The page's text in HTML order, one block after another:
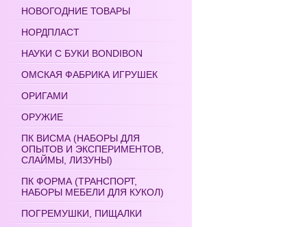
НОВОГОДНИЕ ТОВАРЫ
НОРДПЛАСТ
НАУКИ С БУКИ BONDIBON
ОМСКАЯ ФАБРИКА ИГРУШЕК
ОРИГАМИ
ОРУЖИЕ
ПК ВИСМА (НАБОРЫ ДЛЯ
ОПЫТОВ И ЭКСПЕРИМЕНТОВ,
СЛАЙМЫ, ЛИЗУНЫ)
ПК ФОРМА (ТРАНСПОРТ,
НАБОРЫ МЕБЕЛИ ДЛЯ КУКОЛ)
ПОГРЕМУШКИ, ПИЩАЛКИ